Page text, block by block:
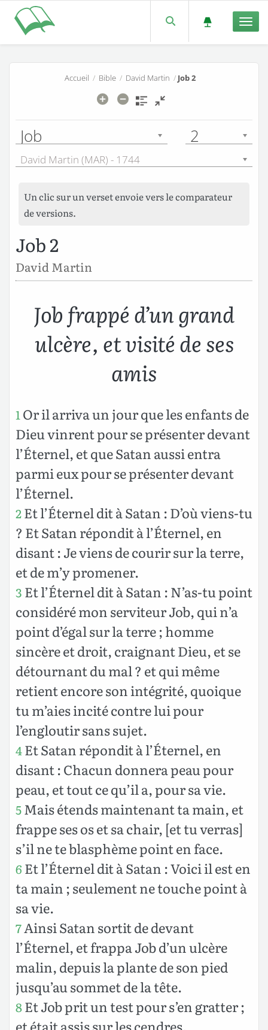
Accueil / Bible/ David Martin / Job 2
Job 2
David Martin (MAR) - 1744
Un clic sur un verset envoie vers le comparateur
de versions.
Job 2
David Martin
Job frappé d’un grand
ulcère, et visité de ses
amis
1 Or il arriva un jour que les enfants de
Dieu vinrent pour se présenter devant
l’Éternel, et que Satan aussi entra
parmi eux pour se présenter devant
l’Éternel.
2Et l’Éternel dit à Satan : D’où viens-tu
? Et Satan répondit à l’Éternel, en
disant : Je viens de courir sur la terre,
et de m’y promener.
3 Et l’Éternel dit à Satan : N’as-tu point
considéré mon serviteur Job, qui n’a
point d’égal sur la terre ; homme
sincère et droit, craignant Dieu, et se
détournant du mal ? et qui même
retient encore son intégrité, quoique
tu m’aies incité contre lui pour
l’engloutir sans sujet.
4Et Satan répondit à l’Éternel, en
disant : Chacun donnera peau pour
peau, et tout ce qu’il a, pour sa vie.
5Mais étends maintenant ta main, et
frappe ses os et sa chair, [et tu verras]
s’il ne te blasphème point en face.
6 Et l’Éternel dit à Satan : Voici il est en
ta main ; seulement ne touche point à
sa vie.
7Ainsi Satan sortit de devant
l’Éternel, et frappa Job d’un ulcère
malin, depuis la plante de son pied
jusqu’au sommet de la tête.
8Et Job prit un test pour s’en gratter ;
et était assis sur les cendres.